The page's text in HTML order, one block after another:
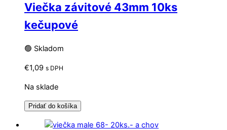
Viečka závitové 43mm 10ks
kečupové
🟢 Skladom
€1,09 s DPH
Na sklade
Pridať do košíka